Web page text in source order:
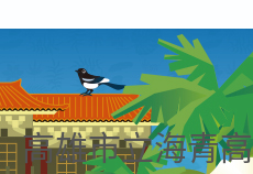
高雄市立海青